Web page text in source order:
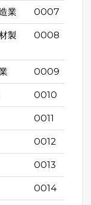
業 0007
製
0008
0009
0010
0011
0012
0013
0014